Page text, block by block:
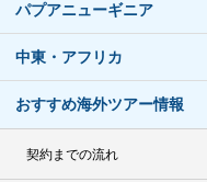
パプアニューギニア
中東・アフリカ
おすすめ海外ツアー情報
契約までの流れ